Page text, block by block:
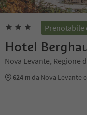
Prenotabile
Hotel
Nova Levante, Regione
624 m da Nova Levante